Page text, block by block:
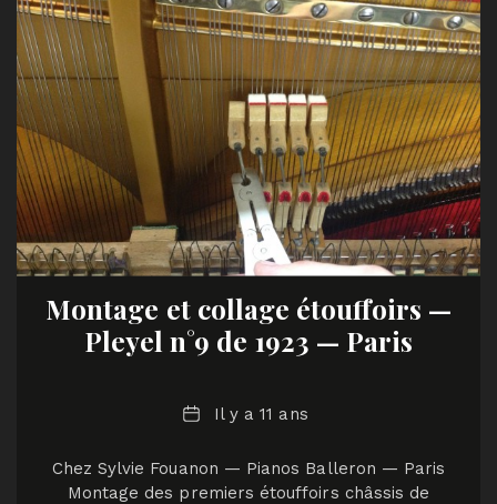
Montage et collage étouffoirs —
Pleyel n°9 de 1923 — Paris
DateIl y a 11 ans
Chez Sylvie Fouanon — Pianos Balleron — Paris
Montage des premiers étouffoirs châssis de